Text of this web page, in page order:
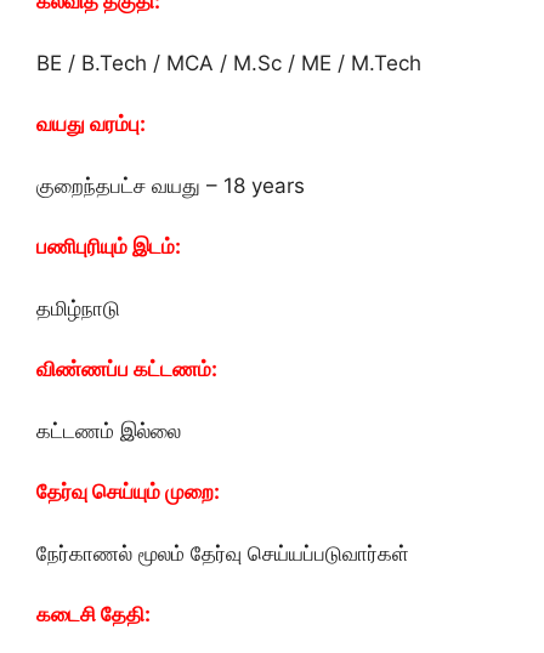
BE / B.Tech / MCA / M.Sc / ME / M.Tech
வயது வரம்பு:
குறைந்தபட்ச வயது – 18 years
பணிபுரியும் இடம்:
தமிழ்நாடு
விண்ணப்ப கட்டணம்:
கட்டணம் இல்லை
தேர்வு செய்யும் முறை:
நேர்காணல் மூலம் தேர்வு செய்யப்படுவார்கள்
கடைசி தேதி: